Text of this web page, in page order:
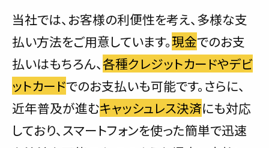
当社では、お客様の利便性を考え、多様な支
払い方法をご用意しています。現金でのお支
払いはもちろん、各種クレジットカードやデビ
ットカードでのお支払いも可能です。さらに、
近年普及が進むキャッシュレス決済にも対応
しており、スマートフォンを使った簡単で迅速